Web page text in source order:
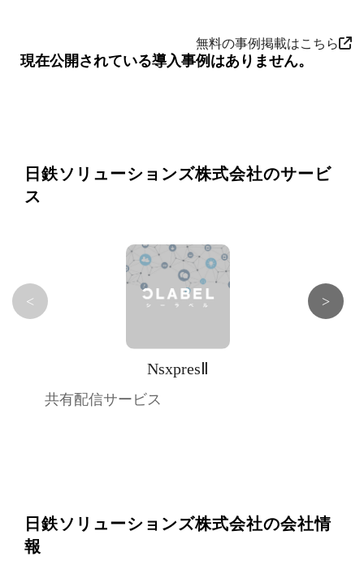
無料の事例掲載はこちら
現在公開されている導入事例はありません。
日鉄ソリューションズ株式会社のサービ
ス
NsxpresⅡ
共有配信サービス
< >
日鉄ソリューションズ株式会社の会社情
報